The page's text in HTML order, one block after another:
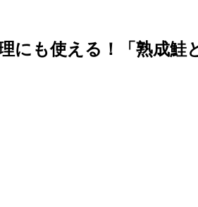
にも使える！「熟成鮭